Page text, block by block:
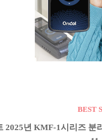
BEST
2025년 KMF-1시리즈